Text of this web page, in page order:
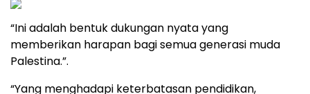
“Ini adalah bentuk dukungan nyata yang
memberikan harapan bagi semua generasi muda
Palestina.”.
“Yang menghadapi keterbatasan pendidikan,